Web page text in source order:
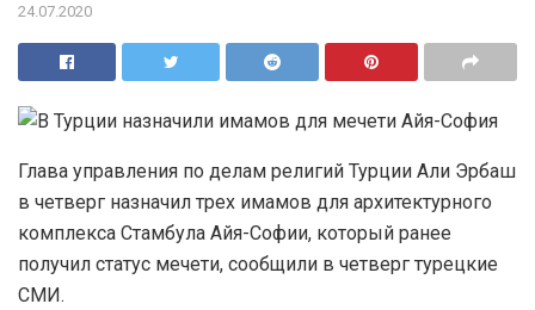
24.07.2020
Глава управления по делам религий Турции Али Эрбаш
в четверг назначил трех имамов для архитектурного
комплекса Стамбула Айя-Софии, который ранее
получил статус мечети, сообщили в четверг турецкие
СМИ.